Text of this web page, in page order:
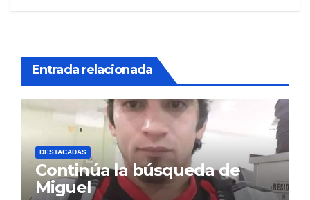
Entrada relacionada
DESTACADAS
Continúa la búsqueda de
Miguel